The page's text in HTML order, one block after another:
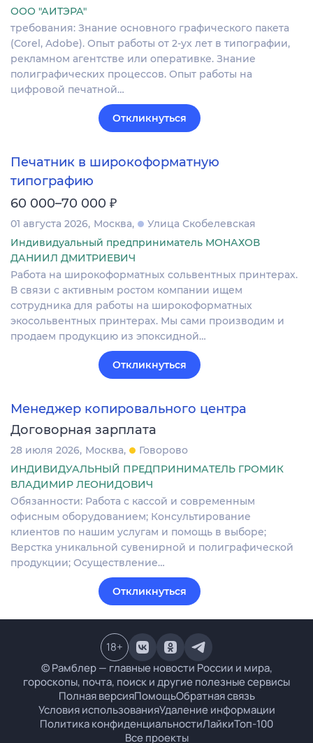
ООО "АИТЭРА"
требования: Знание основного графического пакета
(Corel, Adobe). Опыт работы от 2-ух лет в типографии,
рекламном агентстве или оперативке. Знание
полиграфических процессов. Опыт работы на
цифровой печатной…
Откликнуться
Печатник в широкоформатную
типографию
60 000–70 000 ₽
01 августа 2026 Москва
Улица Скобелевская
Индивидуальный предприниматель МОНАХОВ
ДАНИИЛ ДМИТРИЕВИЧ
Работа на широкоформатных сольвентных принтерах.
В связи с активным ростом компании ищем
сотрудника для работы на широкоформатных
экосольвентных принтерах. Мы сами производим и
продаем продукцию из эпоксидной…
Откликнуться
Менеджер копировального центра
Договорная зарплата
28 июля 2026 Москва
Говорово
ИНДИВИДУАЛЬНЫЙ ПРЕДПРИНИМАТЕЛЬ ГРОМИК
ВЛАДИМИР ЛЕОНИДОВИЧ
Обязанности: Работа с кассой и современным
офисным оборудованием; Консультирование
клиентов по нашим услугам и помощь в выборе;
Верстка уникальной сувенирной и полиграфической
продукции; Осуществление…
Откликнуться
© Рамблер — главные новости России и мира,
гороскопы, почта, поиск и другие полезные сервисы
Полная версияПомощьОбратная связь
Условия использованияУдаление информации
Политика конфиденциальностиЛайкиТоп-100
Все проекты
18+